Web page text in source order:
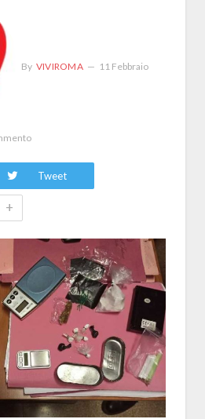
By VIVIROMA 11 Febbraio
Tweet
+